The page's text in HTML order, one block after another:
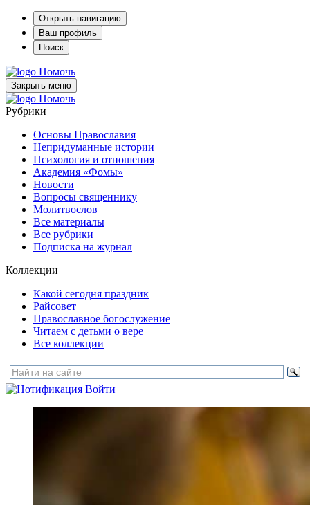
Открыть навигацию
Ваш профиль
Поиск
Помочь
Закрыть меню
Помочь
Рубрики
Основы Православия
Непридуманные истории
Психология и отношения
Академия «Фомы»
Новости
Вопросы священнику
Молитвослов
Все материалы
Все рубрики
Подписка на журнал
Коллекции
Какой сегодня праздник
Райсовет
Православное богослужение
Читаем с детьми о вере
Все коллекции
Войти